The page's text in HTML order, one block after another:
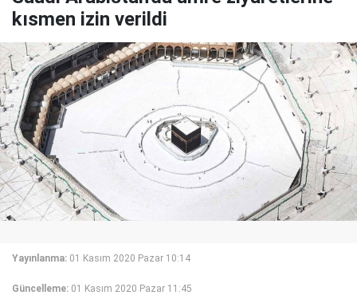
kısmen izin verildi
Yayınlanma: 01 Kasım 2020 Pazar 10:14
Güncelleme: 01 Kasım 2020 Pazar 11:45